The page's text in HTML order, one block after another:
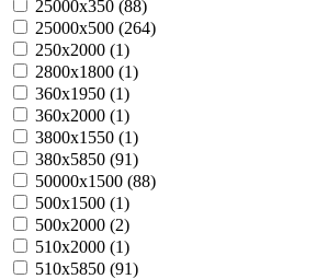
25000х350 (88)
25000х500 (264)
250х2000 (1)
2800х1800 (1)
360х1950 (1)
360х2000 (1)
3800х1550 (1)
380х5850 (91)
50000х1500 (88)
500х1500 (1)
500х2000 (2)
510х2000 (1)
510х5850 (91)